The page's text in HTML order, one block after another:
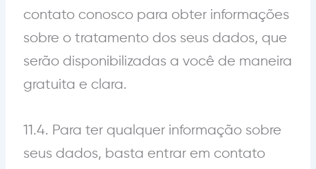
contato conosco para obter informações
sobre o tratamento dos seus dados, que
serão disponibilizadas a você de maneira
gratuita e clara.
11.4. Para ter qualquer informação sobre
seus dados, basta entrar em contato